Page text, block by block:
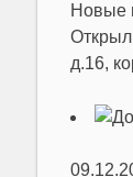
Новые
д.16,